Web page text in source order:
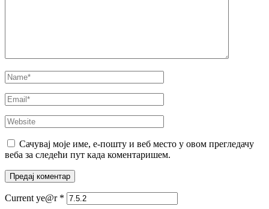
Name*
Email*
Website
Сачувај моје име, е-пошту и веб место у овом прегледачу
веба за следећи пут када коментаришем.
Current ye@r *